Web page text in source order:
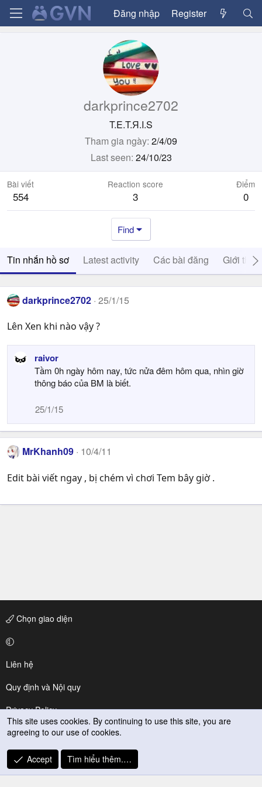
Đăng nhập Register
darkprince2702
T.E.T.Я.I.S
Tham gia ngày 2/4/09
Last seen 24/10/23
Bài viết
554
Reaction score
3
Điểm
0
Find
Tin nhắn hồ sơ Latest activity Các bài đăng Giới thiệu
darkprince2702 25/1/15
Lên Xen khi nào vậy ?
raivor
Tầm 0h ngày hôm nay, tức nửa đêm hôm qua, nhìn giờ
thông báo của BM là biết.
25/1/15
MrKhanh09 10/4/11
Edit bài viết ngay , bị chém vì chơi Tem bây giờ .
Chọn giao diện
Liên hệ
Quy định và Nội quy
Privacy Policy
Trợ giúp
R
S
This site uses cookies. By continuing to use this site, you are
agreeing to our use of cookies.
Accept Tìm hiểu thêm.…